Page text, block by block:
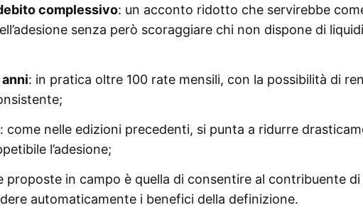
complessivo: un acconto ridotto che servirebbe
senza però scoraggiare chi non dispone di
: in pratica oltre 100 rate mensili, con la possibilità di
: come nelle edizioni precedenti, si punta a ridurre
l’adesione;
proposte in campo è quella di consentire al contribuente di
automaticamente i benefici della definizione.